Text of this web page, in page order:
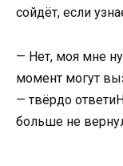
сойдёт, если
— Нет, моя мне
момент могут
— твёрдо
больше не